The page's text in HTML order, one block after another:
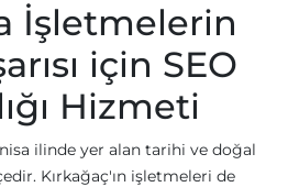
İşletmelerin
için SEO
Hizmeti
ilinde yer alan tarihi ve doğal
Kırkağaç'ın işletmeleri de